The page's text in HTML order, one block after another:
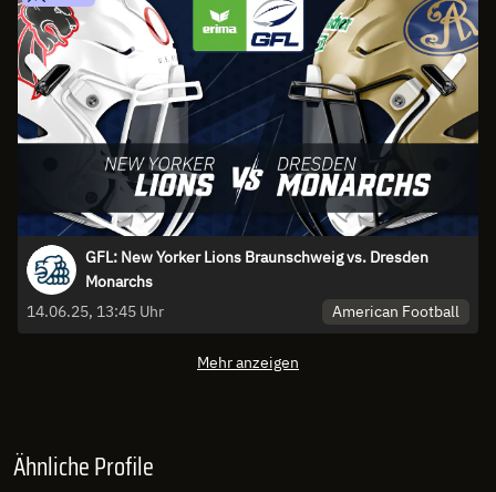
GFL: New Yorker Lions Braunschweig vs. Dresden
Monarchs
14.06.25, 13:45 Uhr
American Football
Mehr anzeigen
Ähnliche Profile